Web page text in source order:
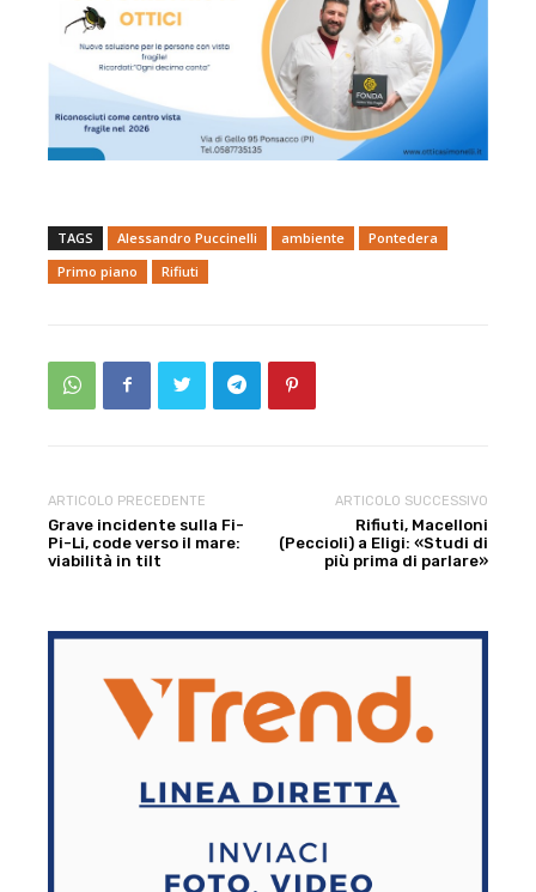
TAGS Alessandro Puccinelli ambiente
Pontedera
Primo piano
Rifiuti
ARTICOLO PRECEDENTE
Grave incidente sulla Fi-
Pi-Li, code verso il mare:
viabilità in tilt
ARTICOLO SUCCESSIVO
Rifiuti, Macelloni
(Peccioli) a Eligi: «Studi di
più prima di parlare»